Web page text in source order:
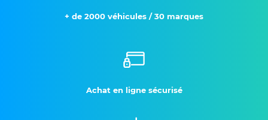
+ de 2000 véhicules / 30 marques
Achat en ligne sécurisé